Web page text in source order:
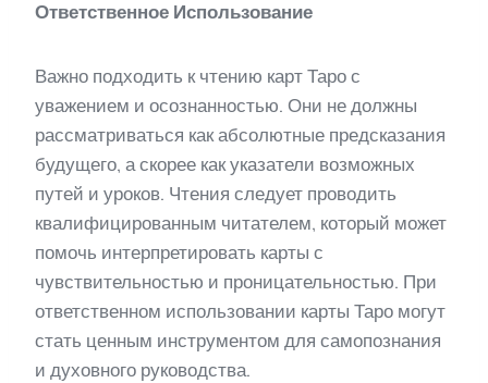
Ответственное Использование
Важно подходить к чтению карт Таро с
уважением и осознанностью. Они не должны
рассматриваться как абсолютные предсказания
будущего, а скорее как указатели возможных
путей и уроков. Чтения следует проводить
квалифицированным читателем, который может
помочь интерпретировать карты с
чувствительностью и проницательностью. При
ответственном использовании карты Таро могут
стать ценным инструментом для самопознания
и духовного руководства.